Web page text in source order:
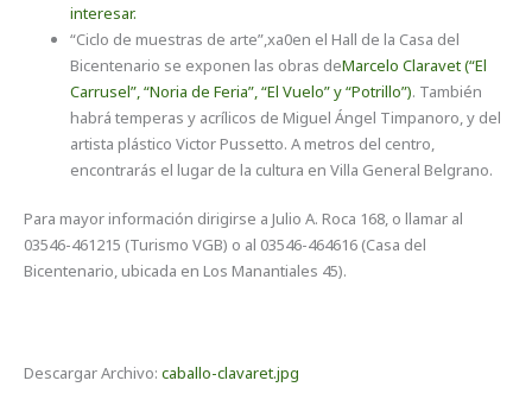
interesar.
“Ciclo de muestras de arte”,xa0en el Hall de la Casa del
Bicentenario se exponen las obras deMarcelo Claravet (“El
Carrusel”, “Noria de Feria”, “El Vuelo” y “Potrillo”). También
habrá temperas y acrílicos de Miguel Ángel Timpanoro, y del
artista plástico Victor Pussetto. A metros del centro,
encontrarás el lugar de la cultura en Villa General Belgrano.
Para mayor información dirigirse a Julio A. Roca 168, o llamar al
03546-461215 (Turismo VGB) o al 03546-464616 (Casa del
Bicentenario, ubicada en Los Manantiales 45).
Descargar Archivo:caballo-clavaret.jpg